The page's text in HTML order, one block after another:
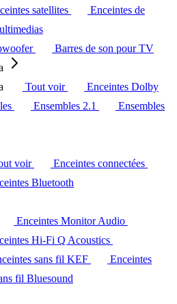
satellites
Enceintes de
Barres de son pour TV
Tout voir
Enceintes Dolby
Ensembles 2.1
Ensembles
voir
Enceintes connectées
Bluetooth
Enceintes Monitor Audio
Hi-Fi Q Acoustics
sans fil KEF
Enceintes
fil Bluesound